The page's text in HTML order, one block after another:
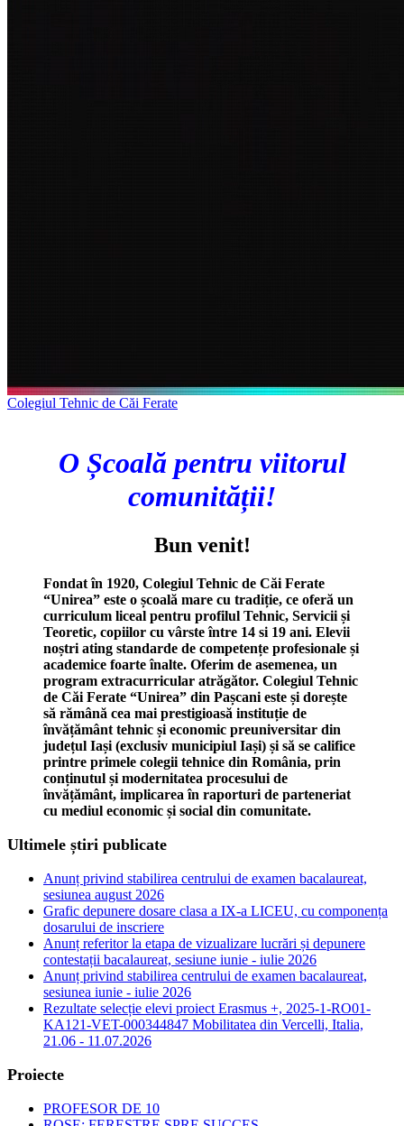
Colegiul Tehnic de Căi Ferate
O Școală pentru viitorul
comunității!
Bun venit!
Fondat în 1920, Colegiul Tehnic de Căi Ferate
“Unirea” este o școală mare cu tradiție, ce oferă un
curriculum liceal pentru profilul Tehnic, Servicii și
Teoretic, copiilor cu vârste între 14 si 19 ani. Elevii
noștri ating standarde de competențe profesionale și
academice foarte înalte. Oferim de asemenea, un
program extracurricular atrăgător. Colegiul Tehnic
de Căi Ferate “Unirea” din Pașcani este și dorește
să rămână cea mai prestigioasă instituție de
învățământ tehnic și economic preuniversitar din
județul Iași (exclusiv municipiul Iași) și să se califice
printre primele colegii tehnice din România, prin
conținutul și modernitatea procesului de
învățământ, implicarea în raporturi de parteneriat
cu mediul economic și social din comunitate.
Ultimele știri publicate
Anunț privind stabilirea centrului de examen bacalaureat,
sesiunea august 2026
Grafic depunere dosare clasa a IX-a LICEU, cu componența
dosarului de inscriere
Anunț referitor la etapa de vizualizare lucrări și depunere
contestații bacalaureat, sesiune iunie - iulie 2026
Anunț privind stabilirea centrului de examen bacalaureat,
sesiunea iunie - iulie 2026
Rezultate selecție elevi proiect Erasmus +, 2025-1-RO01-
KA121-VET-000344847 Mobilitatea din Vercelli, Italia,
21.06 - 11.07.2026
Proiecte
PROFESOR DE 10